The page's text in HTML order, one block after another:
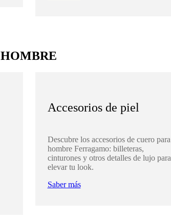
HOMBRE
Accesorios de piel
Descubre los accesorios de cuero para
hombre Ferragamo: billeteras,
cinturones y otros detalles de lujo para
elevar tu look.
Saber más